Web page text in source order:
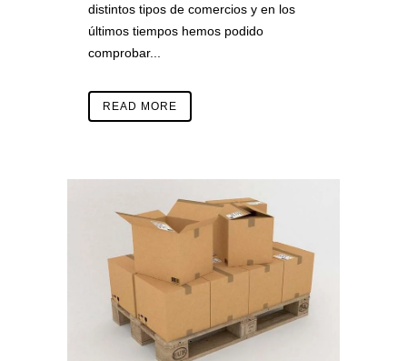
distintos tipos de comercios y en los
últimos tiempos hemos podido
comprobar...
READ MORE